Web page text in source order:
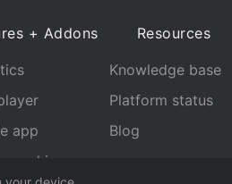
+ Addons
app
archive
Resources
Knowledge base
Platform status
Blog